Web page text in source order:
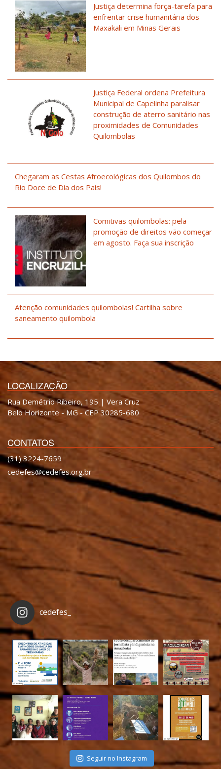
Justiça determina força-tarefa para
enfrentar crise humanitária dos
Maxakali em Minas Gerais
Justiça Federal ordena Prefeitura
Municipal de Capelinha paralisar
construção de aterro sanitário nas
proximidades de Comunidades
Quilombolas
Chegaram as Cestas Afroecológicas dos Quilombos do
Rio Doce de Dia dos Pais!
Comitivas quilombolas: pela
promoção de direitos vão começar
em agosto. Faça sua inscrição
Atenção comunidades quilombolas! Cartilha sobre
saneamento quilombola
LOCALIZAÇÃO
Rua Demétrio Ribeiro, 195 | Vera Cruz
Belo Horizonte - MG - CEP 30285-680
CONTATOS
(31) 3224-7659
cedefes@cedefes.org.br
cedefes_
Seguir no Instagram